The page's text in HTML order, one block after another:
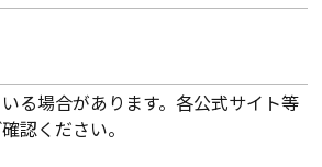
る場合があります。各公式サイト等
認ください。